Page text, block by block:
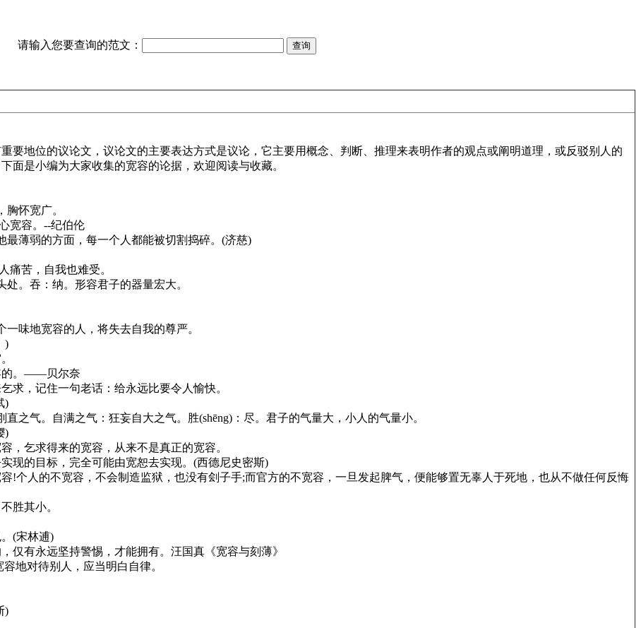
请输入您要查询的范文：
要地位的议论文，议论文的主要表达方式是议论，它主要用概念、判断、推理来表明作者的观点或阐明道理，或反驳别人的
面是小编为大家收集的宽容的论据，欢迎阅读与收藏。
怀宽广。
宽容。--纪伯伦
薄弱的方面，每一个人都能被切割捣碎。(济慈)
痛苦，自我也难受。
。吞：纳。形容君子的器量宏大。
味地宽容的人，将失去自我的尊严。
)
的。——贝尔奈
求，记住一句老话：给永远比要令人愉快。
)
之气。自满之气：狂妄自大之气。胜(shēng)：尽。君子的气量大，小人的气量小。
)
，乞求得来的宽容，从来不是真正的宽容。
现的目标，完全可能由宽恕去实现。(西德尼史密斯)
!个人的不宽容，不会制造监狱，也没有刽子手;而官方的不宽容，一旦发起脾气，便能够置无辜人于死地，也从不做任何反悔
胜其小。
(宋林逋)
有永远坚持警惕，才能拥有。汪国真《宽容与刻薄》
地对待别人，应当明白自律。
)